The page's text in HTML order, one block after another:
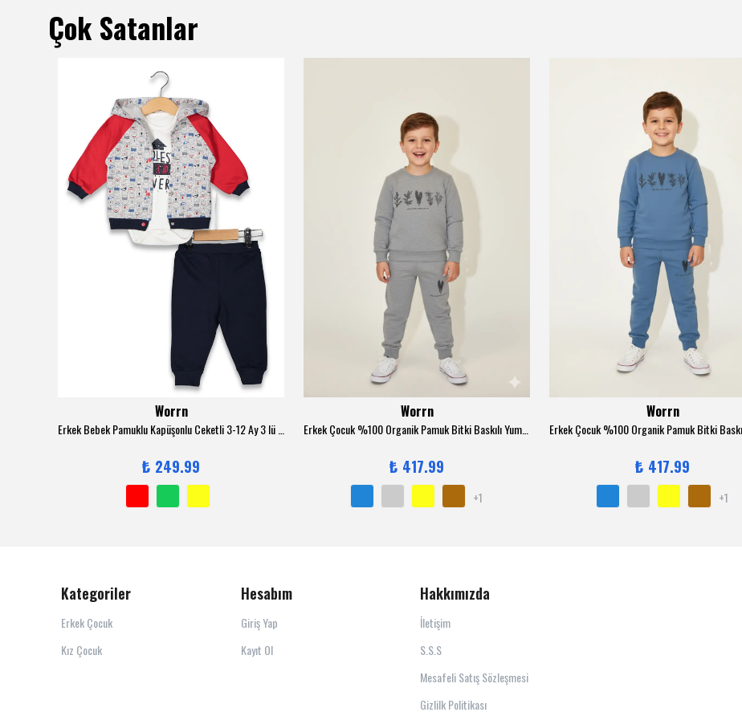
Çok Satanlar
Worrn
₺ 249.99
Worrn
₺ 417.99
+1
Worrn
₺ 417.99
+1
Kategoriler
Erkek Çocuk
Kız Çocuk
Hesabım
Giriş Yap
Kayıt Ol
Hakkımızda
İletişim
S.S.S
Mesafeli Satış Sözleşmesi
Gizlilk Politikası